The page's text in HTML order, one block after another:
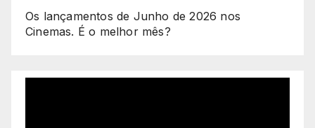
Os lançamentos de Junho de 2026 nos
Cinemas. É o melhor mês?